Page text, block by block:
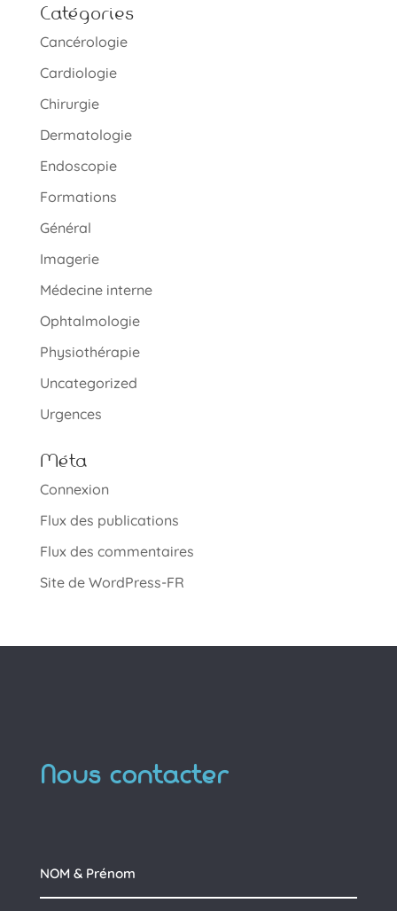
Catégories
Cancérologie
Cardiologie
Chirurgie
Dermatologie
Endoscopie
Formations
Général
Imagerie
Médecine interne
Ophtalmologie
Physiothérapie
Uncategorized
Urgences
Méta
Connexion
Flux des publications
Flux des commentaires
Site de WordPress-FR
Nous contacter